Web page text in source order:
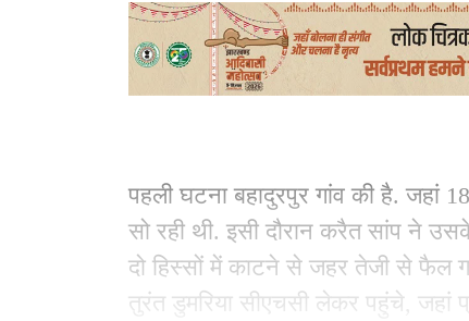
पहली घटना बहादुरपुर गांव की है. जहां
सो रही थी. इसी दौरान करैत सांप ने
दो हिस्सों में काटने से जहर तेजी से फैल
तुरंत डुमरिया सीएचसी लेकर पहुंचे, जहां